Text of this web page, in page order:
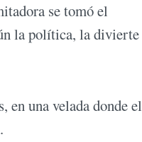
se tomó el
la política, la divierte
una velada donde el